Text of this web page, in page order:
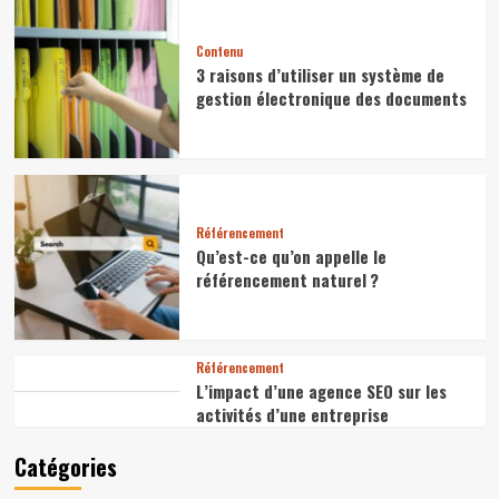
Contenu
3 raisons d’utiliser un système de
gestion électronique des documents
Référencement
Qu’est-ce qu’on appelle le
référencement naturel ?
Référencement
L’impact d’une agence SEO sur les
activités d’une entreprise
Catégories